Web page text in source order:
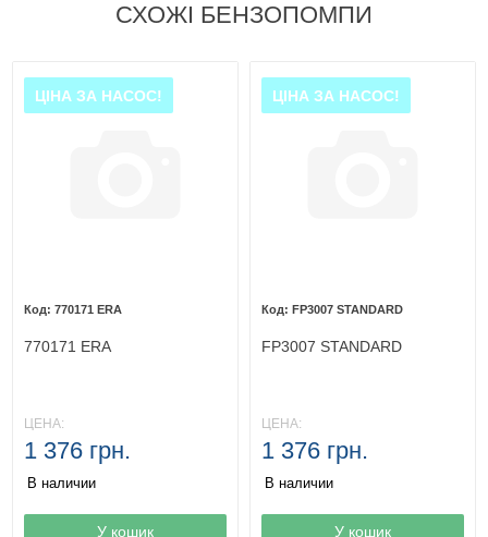
СХОЖІ БЕНЗОПОМПИ
Товар в корзине
ЦІНА ЗА НАСОС!
770171 ERA
770171 ERA
ЦЕНА:
1 376 грн.
В наличии
У кошик Товар в корзине
ЦІНА ЗА НАСОС!
FP3007 STANDARD
FP3007 STANDARD
ЦЕНА:
1 376 грн.
В наличии
У кошик